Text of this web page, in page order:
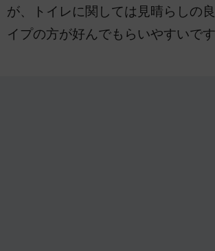
が、トイレに関しては見晴らしの
イプの方が好んでもらいやすいです